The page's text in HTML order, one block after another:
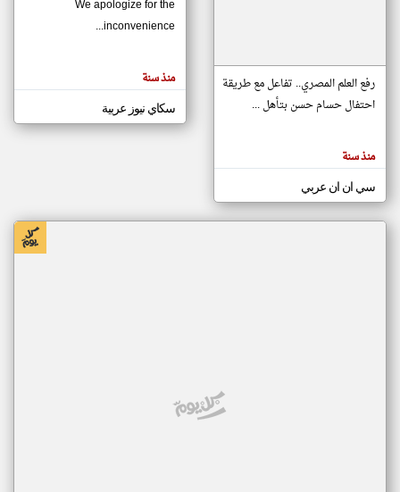
مصادر الأخبار من موريتانيا
اخبار موريتانيا على مدار الساعة
أهم اخبار موريتانيا العاجلة والمباشرة
المقالات
الموجوده
هنا عن
رفع العلم المصري.. تفاعل مع طريقة
احتفال حسام حسن بتأهل ...
منذ سنة
سي ان ان عربي
We apologize for the
inconvenience...
منذ سنة
سكاي نيوز عربية
klyoum.com